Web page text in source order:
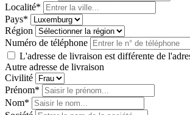
Localité*
Pays*
Région
Numéro de téléphone
L'adresse de livraison est différente de
Autre adresse de livraison
Civilité
Prénom*
Nom*